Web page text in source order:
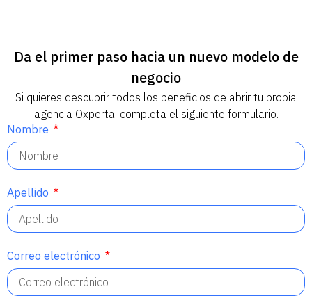
Da el primer paso hacia un nuevo modelo de
negocio
Si quieres descubrir todos los beneficios de abrir tu propia
agencia Oxperta, completa el siguiente formulario.
Nombre
Apellido
Correo electrónico